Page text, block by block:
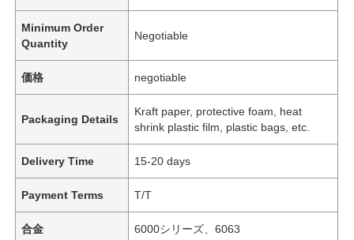
Minimum Order
Quantity
Negotiable
価格 negotiable
Packaging Details
Kraft paper, protective foam, heat
shrink plastic film, plastic bags, etc.
Delivery Time 15-20 days
Payment Terms T/T
合金 6000シリーズ、6063